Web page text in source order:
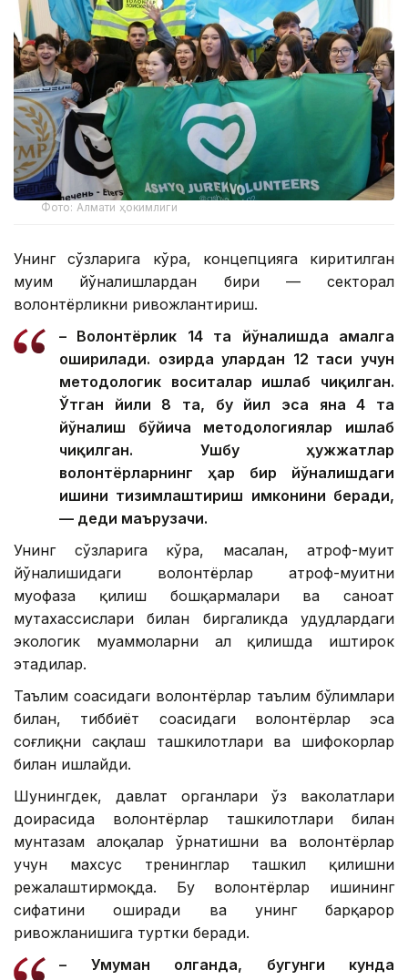
Фото: Алмати ҳокимлиги
Унинг сўзларига кўра, концепцияга киритилган
муҳим йўналишлардан бири — секторал
волонтёрликни ривожлантириш.
– Волонтёрлик 14 та йўналишда амалга
оширилади. Ҳозирда улардан 12 таси учун
методологик воситалар ишлаб чиқилган.
Ўтган йили 8 та, бу йил эса яна 4 та
йўналиш бўйича методологиялар ишлаб
чиқилган. Ушбу ҳужжатлар
волонтёрларнинг ҳар бир йўналишдаги
ишини тизимлаштириш имконини беради,
— деди маърузачи.
Унинг сўзларига кўра, масалан, атроф-муҳит
йўналишидаги волонтёрлар атроф-муҳитни
муҳофаза қилиш бошқармалари ва саноат
мутахассислари билан биргаликда ҳудудлардаги
экологик муаммоларни ҳал қилишда иштирок
этадилар.
Таълим соҳасидаги волонтёрлар таълим бўлимлари
билан, тиббиёт соҳасидаги волонтёрлар эса
соғлиқни сақлаш ташкилотлари ва шифокорлар
билан ишлайди.
Шунингдек, давлат органлари ўз ваколатлари
доирасида волонтёрлар ташкилотлари билан
мунтазам алоқалар ўрнатишни ва волонтёрлар
учун махсус тренинглар ташкил қилишни
режалаштирмоқда. Бу волонтёрлар ишининг
сифатини оширади ва унинг барқарор
ривожланишига туртки беради.
– Умуман олганда, бугунги кунда